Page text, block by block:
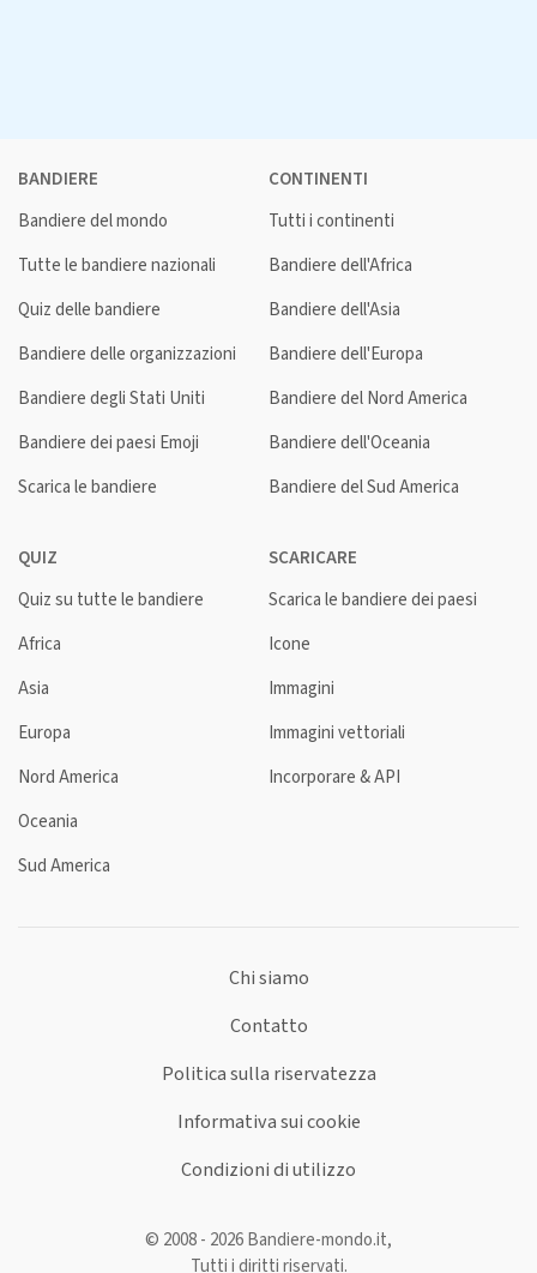
BANDIERE
Bandiere del mondo
Tutte le bandiere nazionali
Quiz delle bandiere
Bandiere delle organizzazioni
Bandiere degli Stati Uniti
Bandiere dei paesi Emoji
Scarica le bandiere
CONTINENTI
Tutti i continenti
Bandiere dell'Africa
Bandiere dell'Asia
Bandiere dell'Europa
Bandiere del Nord America
Bandiere dell'Oceania
Bandiere del Sud America
QUIZ
Quiz su tutte le bandiere
Africa
Asia
Europa
Nord America
Oceania
Sud America
SCARICARE
Scarica le bandiere dei paesi
Icone
Immagini
Immagini vettoriali
Incorporare & API
Chi siamo
Contatto
Politica sulla riservatezza
Informativa sui cookie
Condizioni di utilizzo
© 2008 - 2026 Bandiere-mondo.it,
Tutti i diritti riservati.